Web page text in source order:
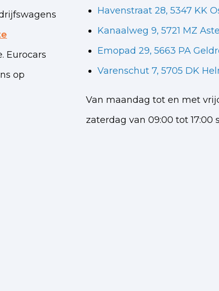
Eurocars
op
Havenstraat 28, 5347 KK
Kanaalweg 9, 5721 MZ
Emopad 29, 5663 PA
Varenschut 7, 5705 DK
Van maandag tot en met
zaterdag van 09:00 tot 17:00